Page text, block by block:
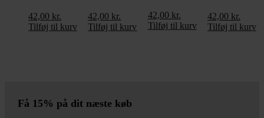
42,00 kr.
Tilføj til kurv
42,00 kr.
Tilføj til kurv
42,00 kr.
Tilføj til kurv
42,00 kr.
Tilføj til kurv
Få 15% på dit næste køb